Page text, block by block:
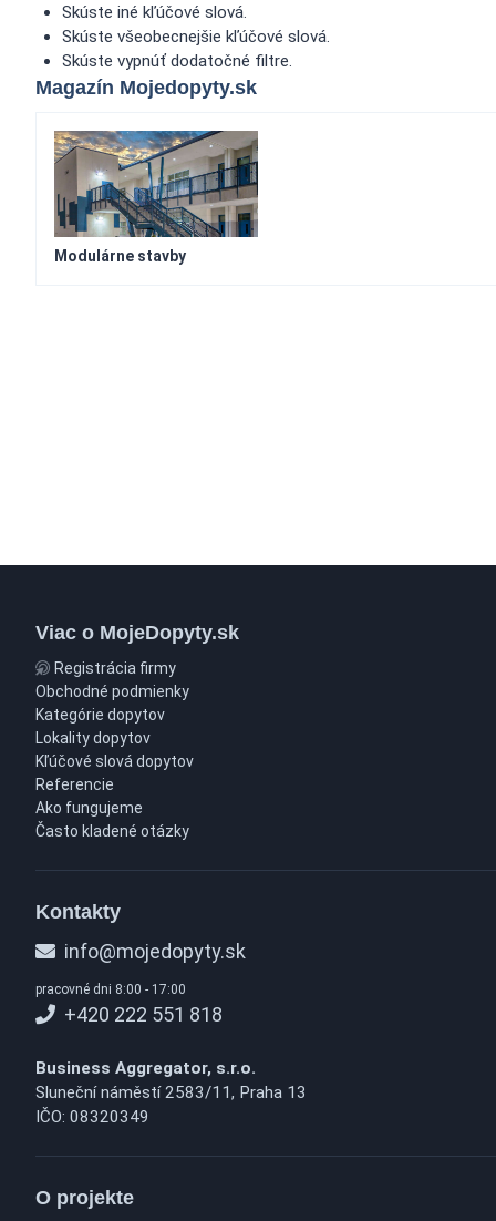
Skúste iné kľúčové slová.
Skúste všeobecnejšie kľúčové slová.
Skúste vypnúť dodatočné filtre.
Magazín Mojedopyty.sk
Modulárne stavby
Viac o MojeDopyty.sk
Registrácia firmy
Obchodné podmienky
Kategórie dopytov
Lokality dopytov
Kľúčové slová dopytov
Referencie
Ako fungujeme
Často kladené otázky
Kontakty
info@mojedopyty.sk
pracovné dni 8:00 - 17:00
+420 222 551 818
Business Aggregator, s.r.o.
Sluneční náměstí 2583/11, Praha 13
IČO: 08320349
O projekte